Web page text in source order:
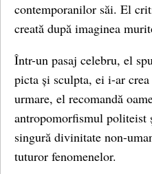
contemporanilor săi. El
creată după imaginea
Într-un pasaj celebru, el
picta și sculpta, ei i-ar
urmare, el recomandă
antropomorfismul politeist
singură divinitate non-
tuturor fenomenelor.